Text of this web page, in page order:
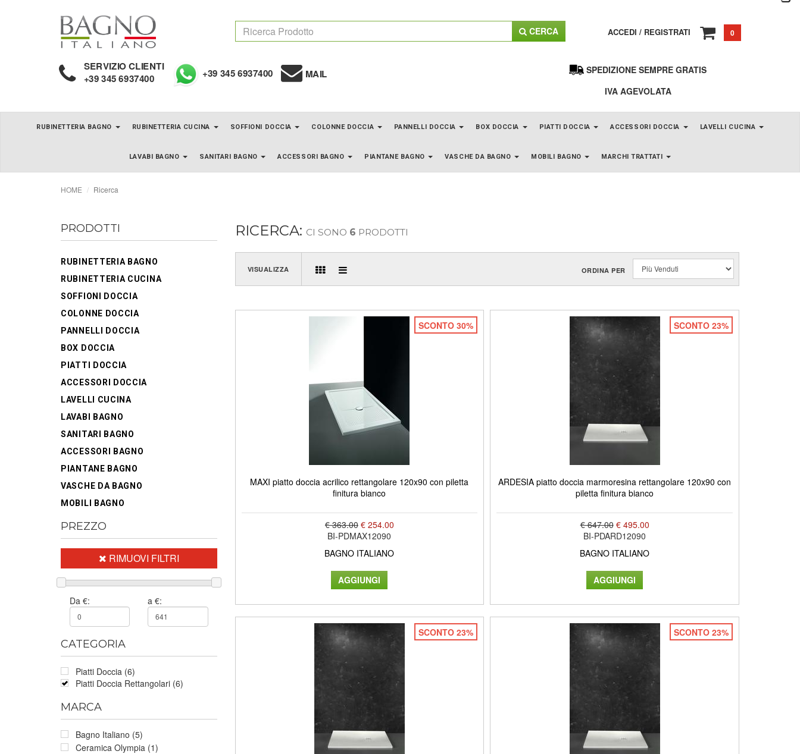
CERCA ACCEDI / REGISTRATI 0
SERVIZIO CLIENTI
+39 345 6937400 +39 345 6937400 MAIL
SPEDIZIONE SEMPRE GRATIS
IVA AGEVOLATA
RUBINETTERIA BAGNO RUBINETTERIA CUCINA SOFFIONI DOCCIA COLONNE DOCCIA PANNELLI DOCCIA BOX DOCCIA PIATTI DOCCIA ACCESSORI DOCCIA LAVELLI CUCINA
LAVABI BAGNO SANITARI BAGNO ACCESSORI BAGNO PIANTANE BAGNO VASCHE DA BAGNO MOBILI BAGNO MARCHI TRATTATI
HOME Ricerca
PRODOTTI
RUBINETTERIA BAGNO
RUBINETTERIA CUCINA
SOFFIONI DOCCIA
COLONNE DOCCIA
PANNELLI DOCCIA
BOX DOCCIA
PIATTI DOCCIA
ACCESSORI DOCCIA
LAVELLI CUCINA
LAVABI BAGNO
SANITARI BAGNO
ACCESSORI BAGNO
PIANTANE BAGNO
VASCHE DA BAGNO
MOBILI BAGNO
PREZZO
RIMUOVI FILTRI
Da €: a €:
CATEGORIA
Piatti Doccia (6)
Piatti Doccia Rettangolari (6)
MARCA
Bagno Italiano (5)
Ceramica Olympia (1)
RICERCA: CI SONO 6 PRODOTTI
VISUALIZZA ORDINA PER
SCONTO 30%
MAXI piatto doccia acrilico rettangolare 120x90 con piletta
finitura bianco
€ 363.00 € 254.00
BI-PDMAX12090
BAGNO ITALIANO
SCONTO 23%
ARDESIA piatto doccia marmoresina rettangolare 120x90 con
piletta finitura bianco
€ 647.00 € 495.00
BI-PDARD12090
BAGNO ITALIANO
SCONTO 23% SCONTO 23%